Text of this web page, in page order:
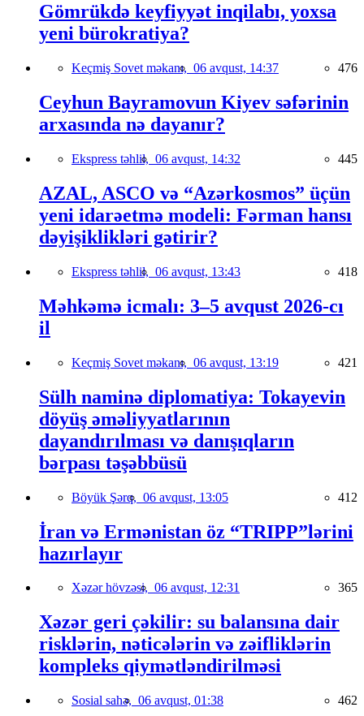
Gömrükdə keyfiyyət inqilabı, yoxsa
yeni bürokratiya?
Keçmiş Sovet məkanı, 06 avqust, 14:37 476
Ceyhun Bayramovun Kiyev səfərinin
arxasında nə dayanır?
Ekspress təhlil, 06 avqust, 14:32 445
AZAL, ASCO və “Azərkosmos” üçün
yeni idarəetmə modeli: Fərman hansı
dəyişiklikləri gətirir?
Ekspress təhlil, 06 avqust, 13:43 418
Məhkəmə icmalı: 3–5 avqust 2026-cı
il
Keçmiş Sovet məkanı, 06 avqust, 13:19 421
Sülh naminə diplomatiya: Tokayevin
döyüş əməliyyatlarının
dayandırılması və danışıqların
bərpası təşəbbüsü
Böyük Şərq, 06 avqust, 13:05 412
İran və Ermənistan öz “TRIPP”lərini
hazırlayır
Xəzər hövzəsi, 06 avqust, 12:31 365
Xəzər geri çəkilir: su balansına dair
risklərin, nəticələrin və zəifliklərin
kompleks qiymətləndirilməsi
Sosial sahə, 06 avqust, 01:38 462